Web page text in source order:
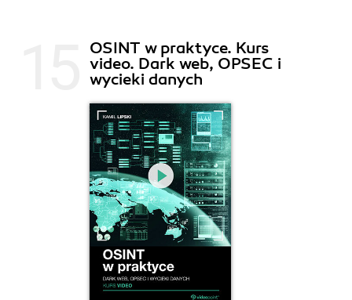
OSINT w praktyce. Kurs
video. Dark web, OPSEC i
wycieki danych